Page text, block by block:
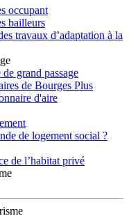
occupant
bailleurs
travaux d’adaptation à la
grand passage
de Bourges Plus
d'aire
de logement social ?
de l’habitat privé